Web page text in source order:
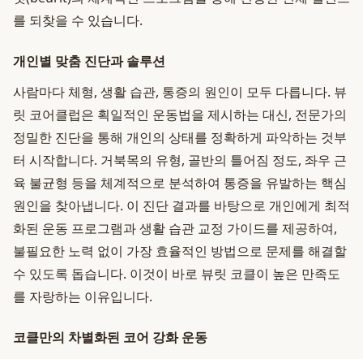
를 되찾을 수 있습니다.
개인별 맞춤 진단과 솔루션
사람마다 체형, 생활 습관, 통증의 원인이 모두 다릅니다. 뷰
릿 코어클럽은 획일적인 운동법을 제시하는 대신, 전문가의
정밀한 진단을 통해 개인의 상태를 정확하게 파악하는 것부
터 시작합니다. 거북목의 유형, 골반의 틀어짐 정도, 좌우 근
육 불균형 등을 체계적으로 분석하여 통증을 유발하는 핵심
원인을 찾아냅니다. 이 진단 결과를 바탕으로 개인에게 최적
화된 운동 프로그램과 생활 습관 교정 가이드를 제공하여,
불필요한 노력 없이 가장 효율적인 방법으로 문제를 해결할
수 있도록 돕습니다. 이것이 바로 뷰릿 코클이 높은 만족도
를 자랑하는 이유입니다.
코클만의 차별화된 코어 강화 운동